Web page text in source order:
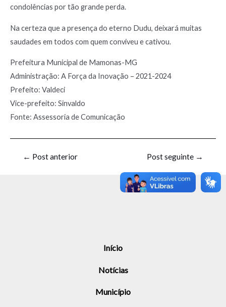
condolências por tão grande perda.
Na certeza que a presença do eterno Dudu, deixará muitas
saudades em todos com quem conviveu e cativou.
Prefeitura Municipal de Mamonas-MG
Administração: A Força da Inovação – 2021-2024
Prefeito: Valdeci
Vice-prefeito: Sinvaldo
Fonte: Assessoria de Comunicação
← Post anterior Post seguinte →
Início
Notícias
Município